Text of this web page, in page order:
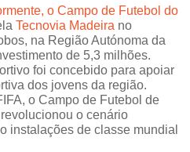
o Campo de Futebol do
Tecnovia Madeira no
na Região Autónoma da
de 5,3 milhões.
foi concebido para apoiar
dos jovens da região.
o Campo de Futebol de
o cenário
instalações de classe mundial